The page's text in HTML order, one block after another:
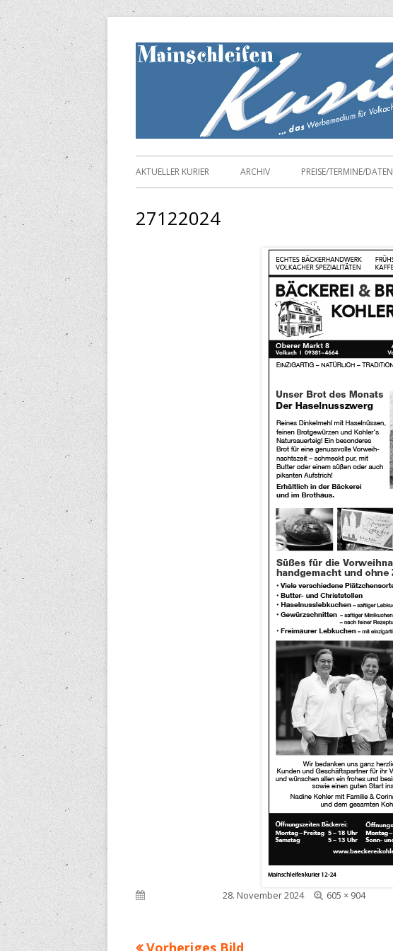
Springe
zum
Inhalt
Primäres
AKTUELLER KURIER ARCHIV PREISE/TERMINE/DATEN
27122024
Veröffentlicht am28. November 2024
Volle
605 × 904
Vorheriges Bild